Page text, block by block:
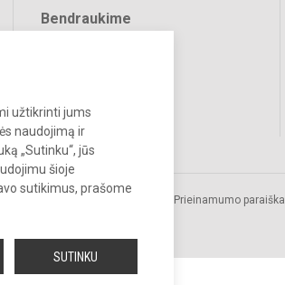
užtikrinti jums
naudojimą ir
„Sutinku“, jūs
šioje
sutikimus, prašome
SUTINKU
Bendraukime
saugomos.
turinį be
Prieinamumo paraiška